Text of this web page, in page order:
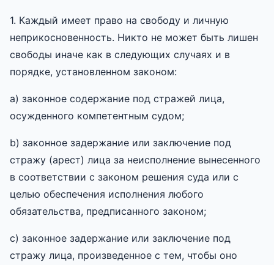
1. Каждый имеет право на свободу и личную
неприкосновенность. Никто не может быть лишен
свободы иначе как в следующих случаях и в
порядке, установленном законом:
a) законное содержание под стражей лица,
осужденного компетентным судом;
b) законное задержание или заключение под
стражу (арест) лица за неисполнение вынесенного
в соответствии с законом решения суда или с
целью обеспечения исполнения любого
обязательства, предписанного законом;
c) законное задержание или заключение под
стражу лица, произведенное с тем, чтобы оно